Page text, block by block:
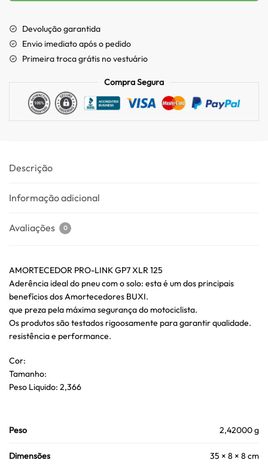
Devolução garantida
Envio imediato após o pedido
Primeira troca grátis no vestuário
Compra Segura
Descrição
Informação adicional
Avaliações 0
AMORTECEDOR PRO-LINK GP7 XLR 125
Aderência ideal do pneu com o solo: esta é um dos principais
benefícios dos Amortecedores BUXI.
que preza pela máxima segurança do motociclista.
Os produtos são testados rigoosamente para garantir qualidade.
resistência e performance.
Cor:
Tamanho:
Peso Liquido: 2,366
Peso 2,42000 g
Dimensões 35 × 8 × 8 cm